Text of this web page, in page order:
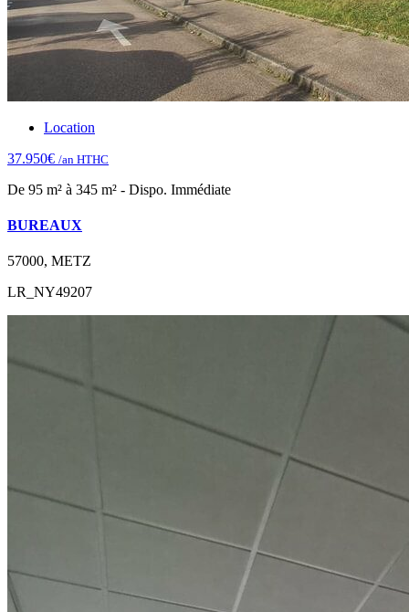
Location
37.950€ /an HTHC
De 95 m² à 345 m² - Dispo. Immédiate
BUREAUX
57000, METZ
LR_NY49207